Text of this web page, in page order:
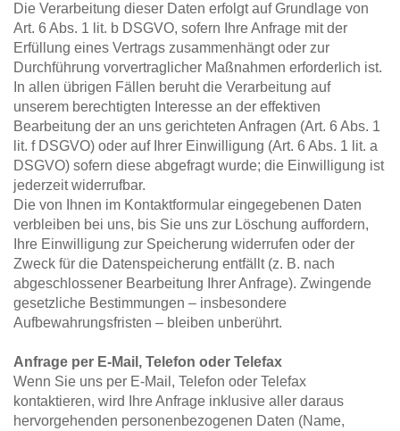
Die Verarbeitung dieser Daten erfolgt auf Grundlage von
Art. 6 Abs. 1 lit. b DSGVO, sofern Ihre Anfrage mit der
Erfüllung eines Vertrags zusammenhängt oder zur
Durchführung vorvertraglicher Maßnahmen erforderlich ist.
In allen übrigen Fällen beruht die Verarbeitung auf
unserem berechtigten Interesse an der effektiven
Bearbeitung der an uns gerichteten Anfragen (Art. 6 Abs. 1
lit. f DSGVO) oder auf Ihrer Einwilligung (Art. 6 Abs. 1 lit. a
DSGVO) sofern diese abgefragt wurde; die Einwilligung ist
jederzeit widerrufbar.
Die von Ihnen im Kontaktformular eingegebenen Daten
verbleiben bei uns, bis Sie uns zur Löschung auffordern,
Ihre Einwilligung zur Speicherung widerrufen oder der
Zweck für die Datenspeicherung entfällt (z. B. nach
abgeschlossener Bearbeitung Ihrer Anfrage). Zwingende
gesetzliche Bestimmungen – insbesondere
Aufbewahrungsfristen – bleiben unberührt.
Anfrage per E-Mail, Telefon oder Telefax
Wenn Sie uns per E-Mail, Telefon oder Telefax
kontaktieren, wird Ihre Anfrage inklusive aller daraus
hervorgehenden personenbezogenen Daten (Name,